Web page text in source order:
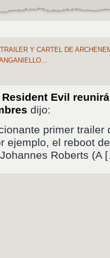
Y CARTEL DE
Evil
dijo:
primer trailer
ejemplo, el reboot
Roberts (A